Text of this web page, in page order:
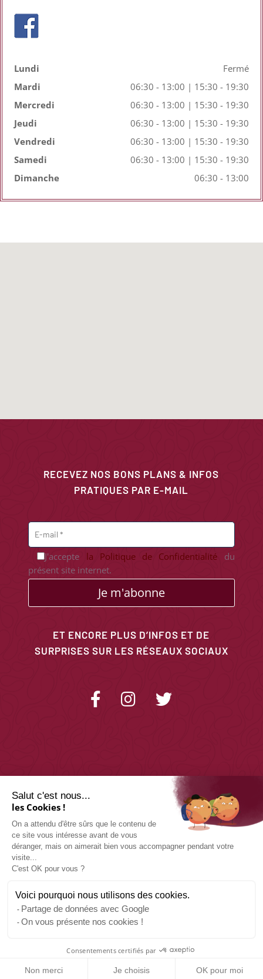
Salut c'est nous...
les Cookies !
On a attendu d'être sûrs que le contenu de
ce site vous intéresse avant de vous
déranger, mais on aimerait bien vous accompagner pendant votre
visite...
C'est OK pour vous ?
Voici pourquoi nous utilisons des cookies.
Partage de données avec Google
On vous présente nos cookies !
Consentements certifiés par
Non merci Je choisis OK pour moi
Lundi
Fermé
Mardi
06:30 - 13:00 | 15:30 - 19:30
Mercredi
06:30 - 13:00 | 15:30 - 19:30
Jeudi
06:30 - 13:00 | 15:30 - 19:30
Vendredi
06:30 - 13:00 | 15:30 - 19:30
Samedi
06:30 - 13:00 | 15:30 - 19:30
Dimanche
06:30 - 13:00
RECEVEZ NOS BONS PLANS & INFOS
PRATIQUES PAR E-MAIL
J'accepte la Politique de Confidentialité du
présent site internet.
Je m'abonne
ET ENCORE PLUS D’INFOS ET DE
SURPRISES SUR LES RÉSEAUX SOCIAUX
CONTACTEZ-NOUS
Gestion des cookies
Agence Multiweb